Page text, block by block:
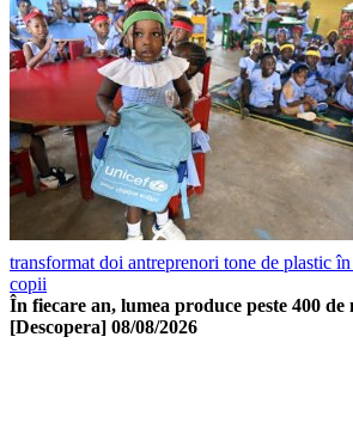
transformat doi antreprenori tone de plastic
copii
În fiecare an, lumea produce peste 400 de
[Descopera] 08/08/2026